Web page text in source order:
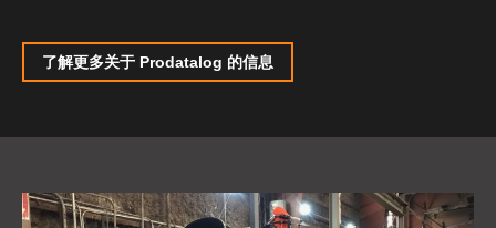
了解更多关于 Prodatalog 的信息